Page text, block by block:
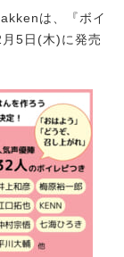
は、『ボイ
5日(木)に発売